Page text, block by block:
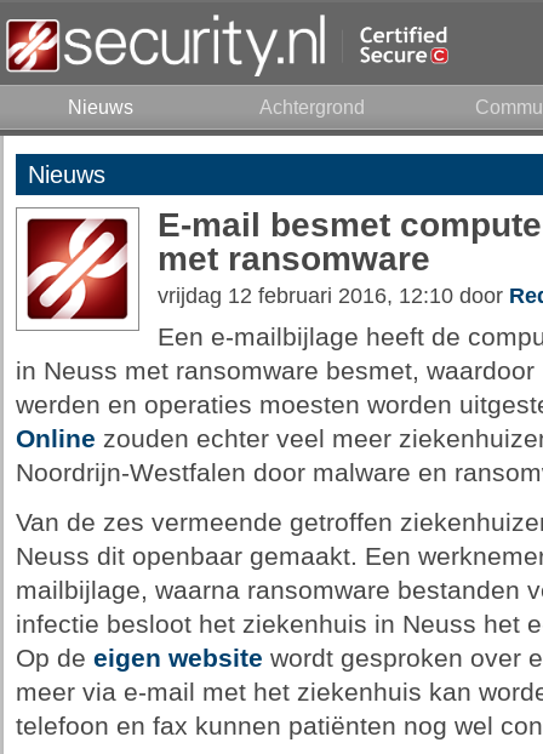
Nieuws Achtergrond
Nieuws
E-mail besmet
met ransomware
vrijdag 12 februari 2016, 12:10 door
Een e-mailbijlage heeft de
in Neuss met ransomware besmet,
werden en operaties moesten worden
Online zouden echter veel meer
Noordrijn-Westfalen door malware en
Van de zes vermeende getroffen
Neuss dit openbaar gemaakt. Een
mailbijlage, waarna ransomware bestanden
infectie besloot het ziekenhuis in Neuss het
Op de eigen website wordt gesproken over
meer via e-mail met het ziekenhuis kan
telefoon en fax kunnen patiënten nog wel